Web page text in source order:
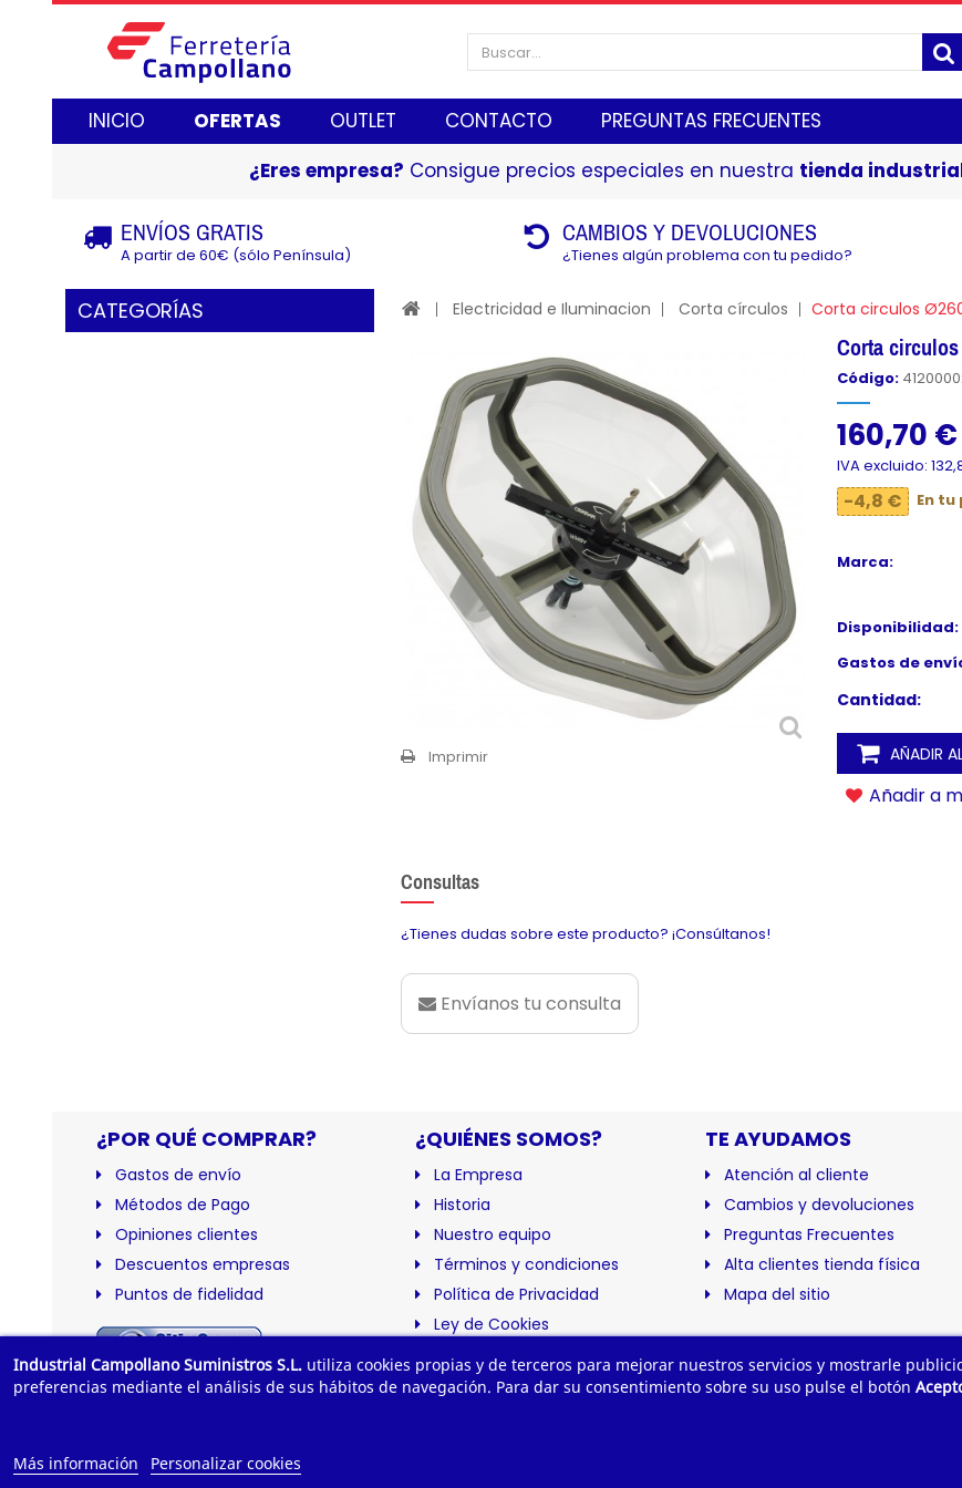
INICIO OFERTAS OUTLET CONTACTO PREGUNTAS FRECUENTES
¿Eres empresa? Consigue precios especiales en nuestra tienda
ENVÍOS GRATIS
A partir de 60€ (sólo Península)
CAMBIOS Y DEVOLUCIONES
¿Tienes algún problema con tu pedido?
CATEGORÍAS Electricidad e Iluminacion Corta círculos Corta circulos
Imprimir
Corta
Código:
160,70 €
IVA excluido:
-4,8 € En
Marca:
Disponibilidad:
Gastos de
Cantidad:
AÑADIR
Añadir a
Consultas
¿Tienes dudas sobre este producto? ¡Consúltanos!
Envíanos tu consulta
¿POR QUÉ COMPRAR?
Gastos de envío
Métodos de Pago
Opiniones clientes
Descuentos empresas
Puntos de fidelidad
¿QUIÉNES SOMOS?
La Empresa
Historia
Nuestro equipo
Términos y condiciones
Política de Privacidad
Ley de Cookies
Certificación
TE AYUDAMOS
Atención al cliente
Cambios y devoluciones
Preguntas Frecuentes
Alta clientes tienda física
Mapa del sitio
Industrial Campollano Suministros S.L. utiliza cookies propias y de terceros para mejorar nuestros servicios y mostrarle
preferencias mediante el análisis de sus hábitos de navegación. Para dar su consentimiento sobre su uso pulse el botón
Más información Personalizar cookies